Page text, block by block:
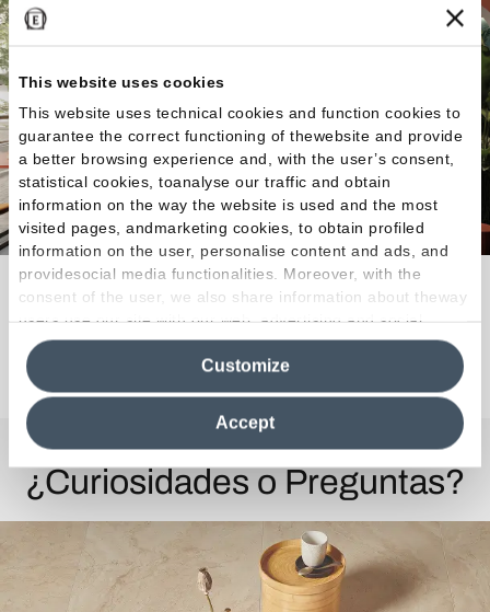
This website uses cookies
This website uses technical cookies and function cookies to
guarantee the correct functioning of thewebsite and provide
a better browsing experience and, with the user’s consent,
statistical cookies, toanalyse our traffic and obtain
information on the way the website is used and the most
visited pages, andmarketing cookies, to obtain profiled
information on the user, personalise content and ads, and
providesocial media functionalities. Moreover, with the
consent of the user, we also share information about theway
users use our site with our web, advertising and social
media analytics partners, who may combine itwith other
information in their possession. By closing this banner,
clicking on "Reject", it will be possible tocontinue browsing
the site after installing only technical cookies. For more
information see the
Cookie Policy
Accept
Customize
Color, forma, ambiente.
Descubra la colección
¿Curiosidades o Preguntas?